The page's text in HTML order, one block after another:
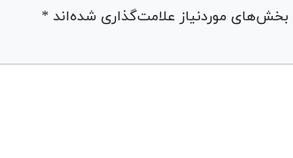
موردنیاز علامت‌گذاری شده‌اند *